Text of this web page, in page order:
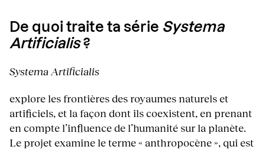
De quoi traite ta série Systema
Artificialis?
Systema Artificialis
explore les frontières des royaumes naturels et
artificiels, et la façon dont ils coexistent, en prenant
en compte l’influence de l’humanité sur la planète.
Le projet examine le terme « anthropocène », qui est